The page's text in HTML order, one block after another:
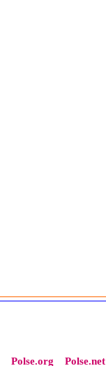
Polse.org Polse.net